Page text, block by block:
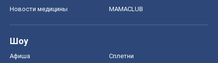
Новости медицины MAMACLUB
Шоу
Афиша Сплетни